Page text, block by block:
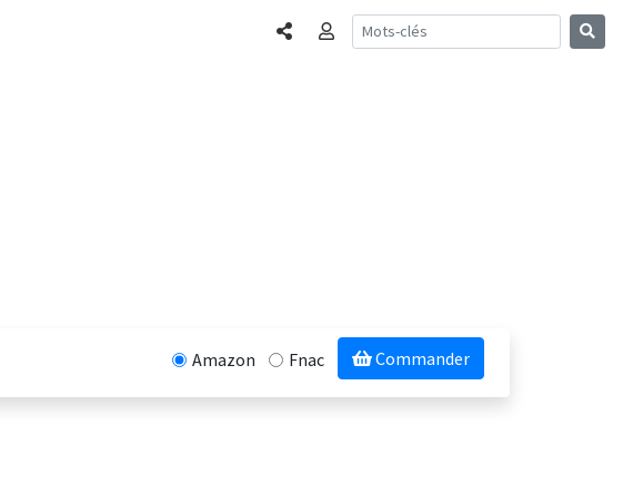
PartagerConnexion
Amazon Fnac Commander